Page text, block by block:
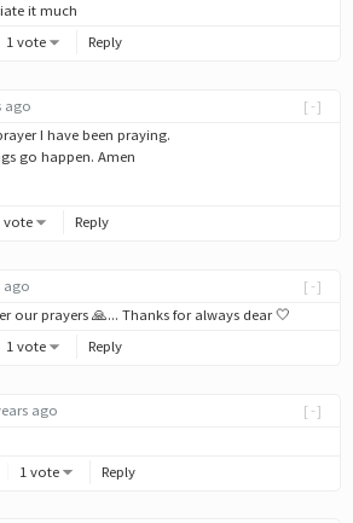
it much
1 vote Reply
[-]
ago
I have been praying.
go happen. Amen
vote Reply
[-]
ago
our prayers 🙏... Thanks for always dear 🤍
1 vote Reply
[-]
ago
1 vote Reply